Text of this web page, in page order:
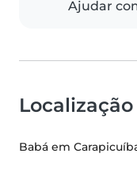
Ajudar
Localização
Babá em